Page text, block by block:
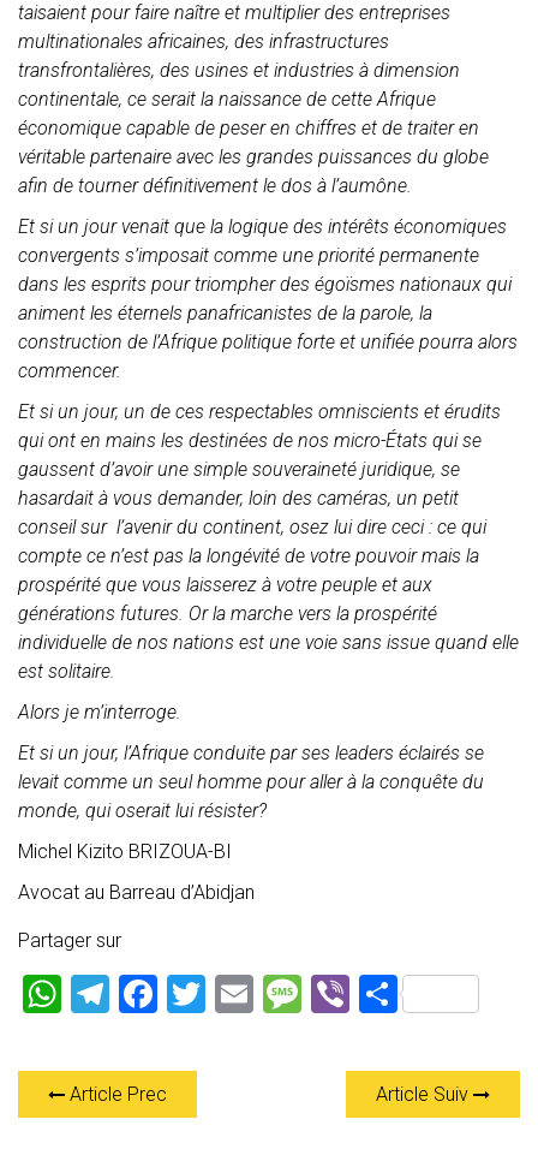
taisaient pour faire naître et multiplier des entreprises
multinationales africaines, des infrastructures
transfrontalières, des usines et industries à dimension
continentale, ce serait la naissance de cette Afrique
économique capable de peser en chiffres et de traiter en
véritable partenaire avec les grandes puissances du globe
afin de tourner définitivement le dos à l’aumône.
Et si un jour venait que la logique des intérêts économiques
convergents s’imposait comme une priorité permanente
dans les esprits pour triompher des égoïsmes nationaux qui
animent les éternels panafricanistes de la parole, la
construction de l’Afrique politique forte et unifiée pourra alors
commencer.
Et si un jour, un de ces respectables omniscients et érudits
qui ont en mains les destinées de nos micro-États qui se
gaussent d’avoir une simple souveraineté juridique, se
hasardait à vous demander, loin des caméras, un petit
conseil sur l’avenir du continent, osez lui dire ceci : ce qui
compte ce n’est pas la longévité de votre pouvoir mais la
prospérité que vous laisserez à votre peuple et aux
générations futures. Or la marche vers la prospérité
individuelle de nos nations est une voie sans issue quand elle
est solitaire.
Alors je m’interroge.
Et si un jour, l’Afrique conduite par ses leaders éclairés se
levait comme un seul homme pour aller à la conquête du
monde, qui oserait lui résister?
Michel Kizito BRIZOUA-BI
Avocat au Barreau d’Abidjan
Partager sur
W
at
s
T
e
gr
F
ce
b
T
E
M Vi
er
P
ta
g
Article Prec Article Suiv